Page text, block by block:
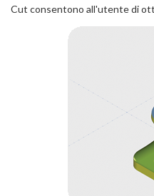
Cut consentono all'utente di